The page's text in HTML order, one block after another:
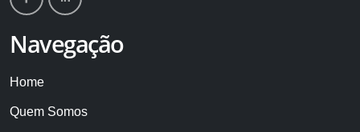
Navegação
Home
Quem Somos